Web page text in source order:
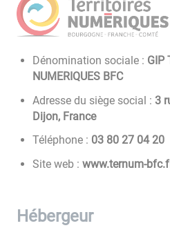
Dénomination sociale : GIP
NUMERIQUES BFC
Adresse du siège social :3
Dijon, France
Téléphone : 02 40 72 08 30
Site web : www.ternum-
Hébergeur